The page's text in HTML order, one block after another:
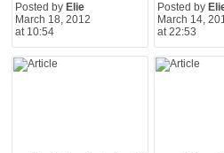
Posted by Elie
March 18, 2012
at 10:54
Posted by
March 14,
at 22:53